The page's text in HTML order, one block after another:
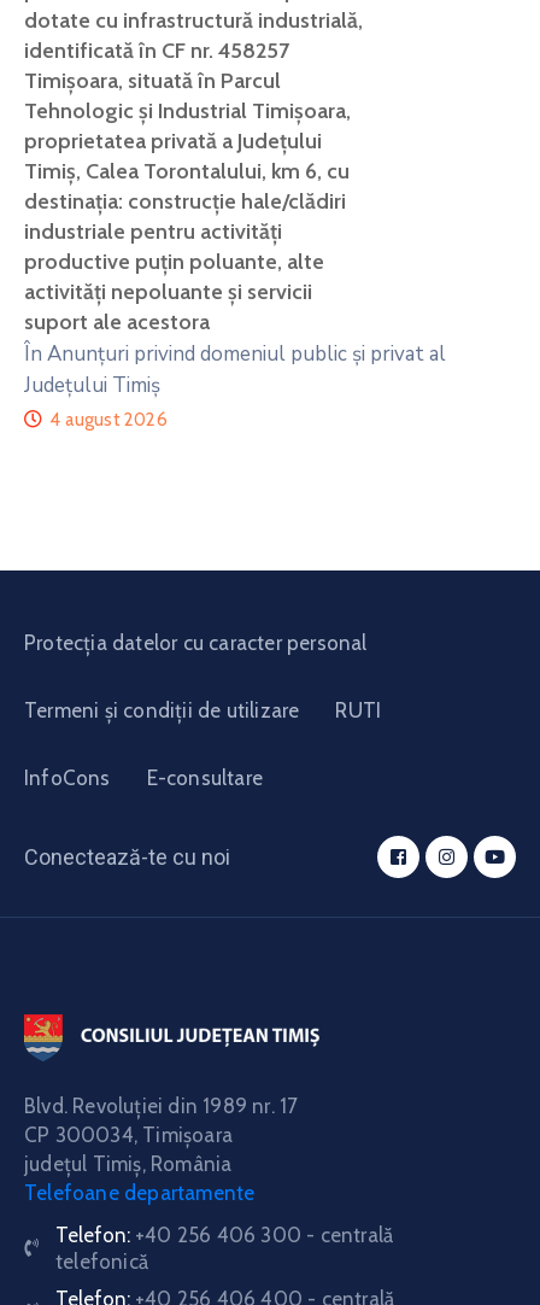
dotate cu infrastructură industrială,
identificată în CF nr. 458257
Timișoara, situată în Parcul
Tehnologic și Industrial Timișoara,
proprietatea privată a Județului
Timiș, Calea Torontalului, km 6, cu
destinația: construcție hale/clădiri
industriale pentru activități
productive puțin poluante, alte
activități nepoluante și servicii
suport ale acestora
În Anunțuri privind domeniul public și privat al
Județului Timiș
4 august 2026
Protecția datelor cu caracter personal
Termeni și condiții de utilizare RUTI
InfoCons E-consultare
Conectează-te cu noi
Blvd. Revoluţiei din 1989 nr. 17
CP 300034, Timişoara
judeţul Timiş, România
Telefoane departamente
Telefon: +40 256 406 300 - centrală
telefonică
Telefon: +40 256 406 400 - centrală